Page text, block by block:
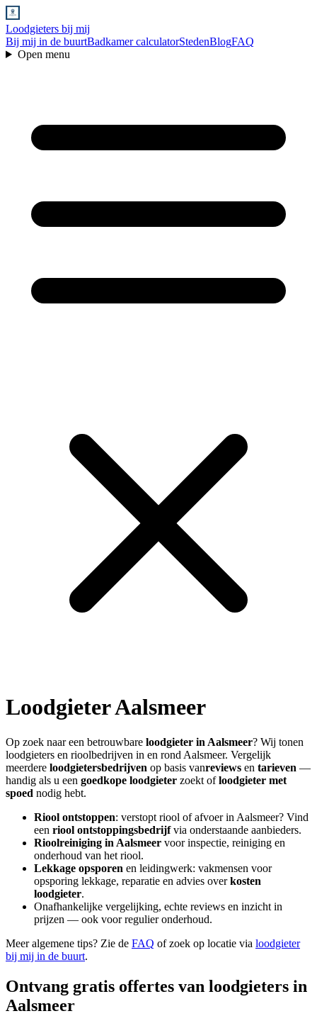
Loodgieters bij mij
Bij mij in de buurtBadkamer calculatorStedenBlogFAQ
Open menu
LoodgieterAalsmeer
Op zoek naar een betrouwbare loodgieter in Aalsmeer? Wij tonen
loodgieters en rioolbedrijven in en rond Aalsmeer. Vergelijk
meerdere loodgietersbedrijven op basis vanreviews en tarieven —
handig als u een goedkope loodgieter zoekt ofloodgieter met
spoed nodig hebt.
Riool ontstoppen: verstopt riool of afvoer in Aalsmeer? Vind
een riool ontstoppingsbedrijfvia onderstaande aanbieders.
Rioolreiniging in Aalsmeer voor inspectie, reiniging en
onderhoud van het riool.
Lekkage opsporen en leidingwerk: vakmensen voor
opsporing lekkage, reparatie en advies overkosten
loodgieter.
Onafhankelijke vergelijking, echte reviews en inzicht in
prijzen — ook voor regulier onderhoud.
Meer algemene tips? Zie de FAQ of zoek op locatie via loodgieter
bij mij in de buurt.
Ontvang gratis offertes van loodgieters in
Aalsmeer